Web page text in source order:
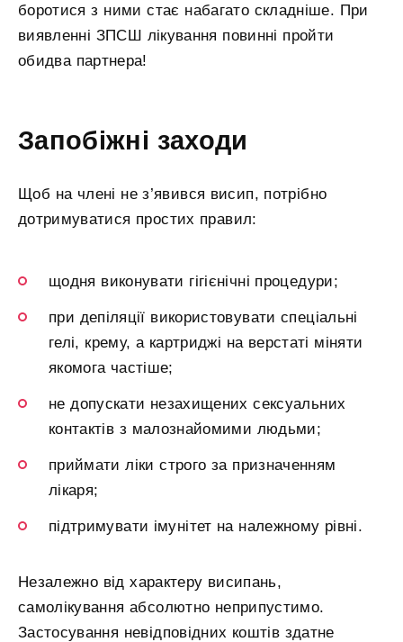
боротися з ними стає набагато складніше. При
виявленні ЗПСШ лікування повинні пройти
обидва партнера!
Запобіжні заходи
Щоб на члені не з’явився висип, потрібно
дотримуватися простих правил:
щодня виконувати гігієнічні процедури;
при депіляції використовувати спеціальні
гелі, крему, а картриджі на верстаті міняти
якомога частіше;
не допускати незахищених сексуальних
контактів з малознайомими людьми;
приймати ліки строго за призначенням
лікаря;
підтримувати імунітет на належному рівні.
Незалежно від характеру висипань,
самолікування абсолютно неприпустимо.
Застосування невідповідних коштів здатне